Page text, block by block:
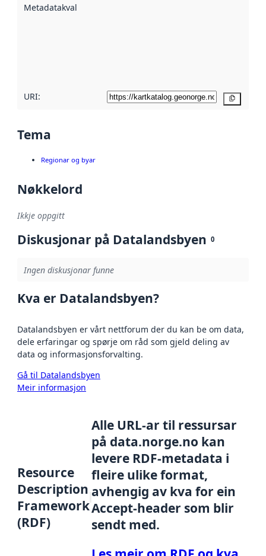
Metadatakvalitet
URI:
Tema
Regionar og byar
Nøkkelord
Ikkje oppgitt
Diskusjonar på Datalandsbyen 0
Ingen diskusjonar funne
Kva er Datalandsbyen?
Datalandsbyen er vårt nettforum der du kan be om data,
dele erfaringar og spørje om råd som gjeld deling av
data og informasjonsforvalting.
Gå til Datalandsbyen
Meir informasjon
Resource
Description
Framework
(RDF)
Alle URL-ar til ressursar
på data.norge.no kan
levere RDF-metadata i
fleire ulike format,
avhengig av kva for ein
Accept-header som blir
sendt med.